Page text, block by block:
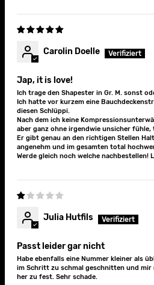
Carolin Doelle
Jap, it is love!
Ich trage den Shapester in Gr. M. sonst
Ich hatte vor kurzem eine
diesen Schlüppi.
Nach dem ich keine
aber ganz ohne irgendwie unsicher fühle,
Er gibt genau an den richtigen Stellen
angenehm und im gesamten total
Werde gleich noch welche nachbestellen!
Julia Hutfils
Passt leider gar nicht
Habe ebenfalls eine Nummer kleiner als
im Schritt zu schmal geschnitten und mir
her zu fest. Sehr schade.